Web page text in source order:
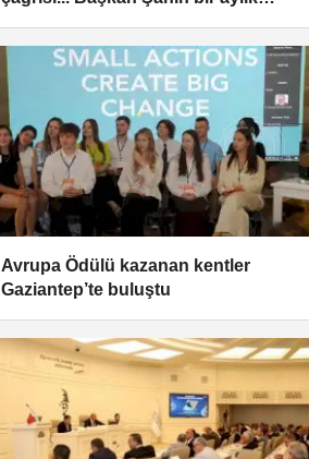
Avrupa Ödülü kazanan kentler
Gaziantep’te buluştu